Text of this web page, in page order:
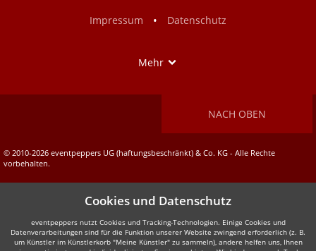
Impressum
• Datenschutz
Mehr
NACH OBEN
© 2010-2026 eventpeppers UG (haftungsbeschränkt) & Co. KG - Alle Rechte
vorbehalten.
Cookies und Datenschutz
eventpeppers nutzt Cookies und Tracking-Technologien. Einige Cookies und
Datenverarbeitungen sind für die Funktion unserer Website zwingend erforderlich (z. B.
um Künstler im Künstlerkorb "Meine Künstler" zu sammeln), andere helfen uns, Ihnen